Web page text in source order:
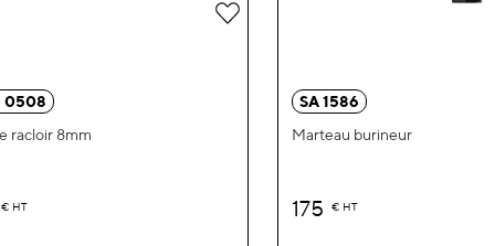
0508
racloir 8mm
€ HT
Ajouter
SA 1586
Marteau burineur
175 € HT